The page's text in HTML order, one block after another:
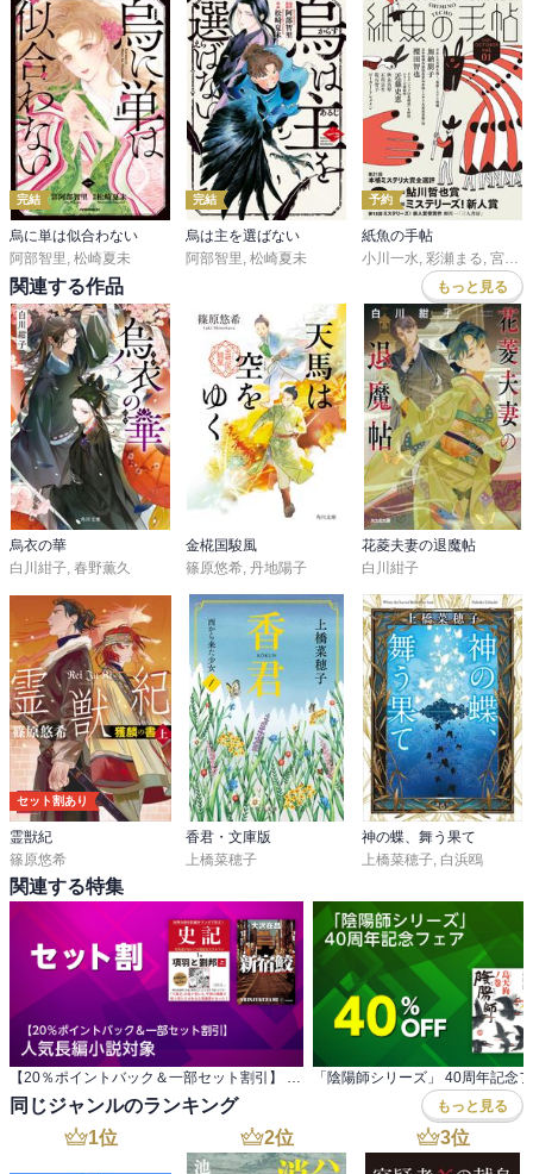
珍しく、ちょっと砕けた印象の一話。笑ったけれども（笑）
『わらうひと』
澄尾の告白と、結と千早の喧嘩。
身分違いの恋♡
澄尾さん、かっこいい(*´∇｀*)
短編だったのですが、結構面白かったです。
多分内容は直ぐに忘れてしまうけれど、その時楽しければまぁ短編
も有りですね♪
毛嫌いせずに、たまには短編も読みますか (๑˃̵ᴗ˂̵)و
完結
烏に単は似合わない
阿部智里 松崎夏未
完結
烏は主を選ばない
阿部智里 松崎夏未
予約
紙魚の手帖
小川一水 彩瀬まる 宮西建礼
関連する作品 もっと見る
烏衣の華
白川紺子, 春野薫久
金椛国駿風
篠原悠希, 丹地陽子
花菱夫妻の退魔帖
白川紺子
セット割あり
霊獣紀
篠原悠希
香君・文庫版
上橋菜穂子
神の蝶、舞う果て
上橋菜穂子 白浜鴎
関連する特集
「陰陽師シリーズ」 40周年記念
同じジャンルのランキング もっと見る
1位 2位 3位